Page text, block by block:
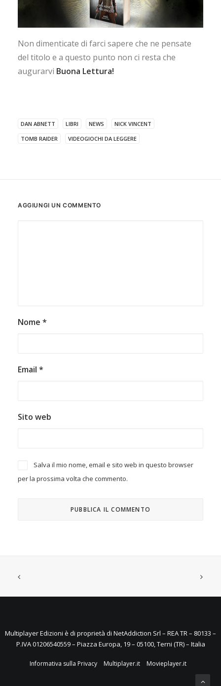
Non dimenticate di farci sapere che ne pensate
del titolo e a questo punto non ci resta che
augurarvi Buona Lettura!
DAN ABNETT LIBRI NEWS
NICK VINCENT
TOMB RAIDER
VIDEOGIOCHI DA LEGGERE
AGGIUNGI UN COMMENTO
Nome *
Email *
Sito web
Salva il mio nome, email e sito web in questo browser
per la prossima volta che commento.
Multiplayer Edizioni è di proprietà di NetAddiction Srl – REA TR – 80133 –
P.IVA 01206540559 – Piazza Europa, 19 – 05100, Terni (TR) – Italia
Informativa sulla Privacy Multiplayer.it Movieplayer.it